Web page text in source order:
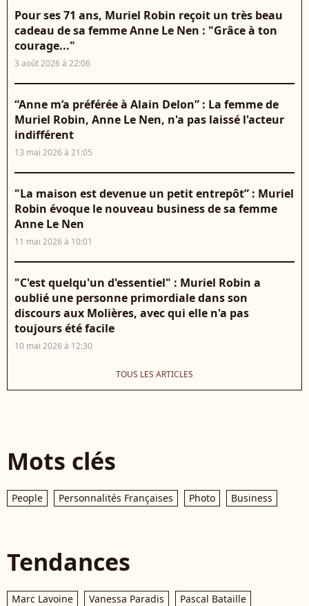
Pour ses 71 ans, Muriel Robin reçoit un très beau
cadeau de sa femme Anne Le Nen : "Grâce à ton
courage..."
3 août 2026 à 22:06
“Anne m’a préférée à Alain Delon” : La femme de
Muriel Robin, Anne Le Nen, n'a pas laissé l'acteur
indifférent
13 mai 2026 à 21:05
"La maison est devenue un petit entrepôt” : Muriel
Robin évoque le nouveau business de sa femme
Anne Le Nen
11 mai 2026 à 10:01
"C'est quelqu'un d'essentiel" : Muriel Robin a
oublié une personne primordiale dans son
discours aux Molières, avec qui elle n'a pas
toujours été facile
10 mai 2026 à 12:30
TOUS LES ARTICLES
Mots clés
People Personnalités Françaises Photo Business
Tendances
Marc Lavoine Vanessa Paradis
Pascal Bataille